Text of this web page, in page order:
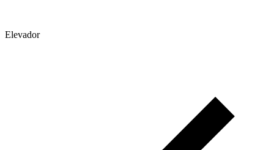
Elevador